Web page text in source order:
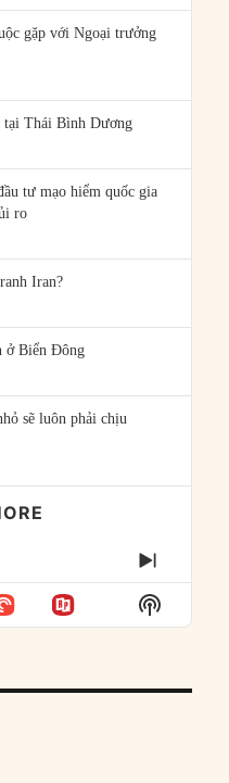
gặp với Ngoại trưởng
Thái Bình Dương
tư mạo hiểm quốc gia
ro
Iran?
ở Biển Đông
sẽ luôn phải chịu
NEXT
Show
Podcast